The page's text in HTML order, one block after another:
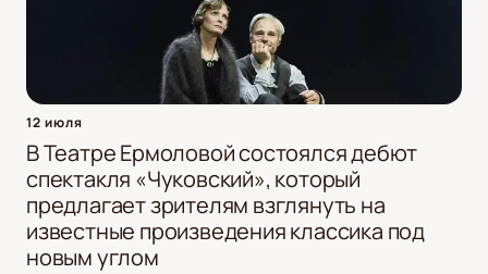
12 июля
В Театре Ермоловой состоялся дебют
спектакля «Чуковский», который
предлагает зрителям взглянуть на
известные произведения классика под
новым углом